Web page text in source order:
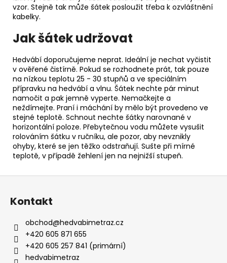
vzor. Stejně tak může šátek posloužit třeba k ozvláštnění
kabelky.
Jak šátek udržovat
Hedvábí doporučujeme neprat. Ideální je nechat vyčistit
v ověřené čistírně. Pokud se rozhodnete prát, tak pouze
na nízkou teplotu 25 - 30 stupňů a ve speciálním
přípravku na hedvábí a vlnu. Šátek nechte pár minut
namočit a pak jemně vyperte. Nemačkejte a
neždímejte. Praní i máchání by mělo být provedeno ve
stejné teplotě. Schnout nechte šátky narovnané v
horizontální poloze. Přebytečnou vodu můžete vysušit
rolováním šátku v ručníku, ale pozor, aby nevznikly
ohyby, které se jen těžko odstraňují. Sušte při mírné
teplotě, v případě žehlení jen na nejnižší stupeň.
Z
Kontakt
obchod@hedvabimetraz.cz
+420 605 871 655
+420 605 257 841 (primární)
hedvabimetraz